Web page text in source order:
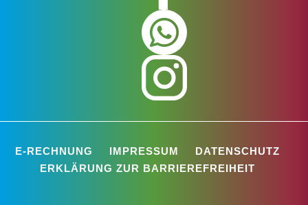
E-RECHNUNG IMPRESSUM
DATENSCHUTZ
ERKLÄRUNG ZUR BARRIEREFREIHEIT